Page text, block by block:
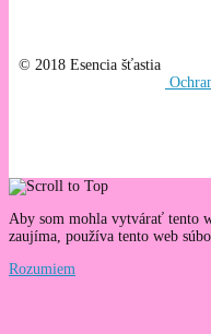
© 2018 Esencia šťastia
Aby som mohla vytvárať tento
zaujíma, používa tento web
Rozumiem